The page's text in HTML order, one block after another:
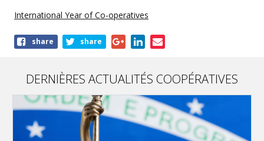
International Year of Co-operatives
Shareshare share
DERNIÈRES ACTUALITÉS COOPÉRATIVES